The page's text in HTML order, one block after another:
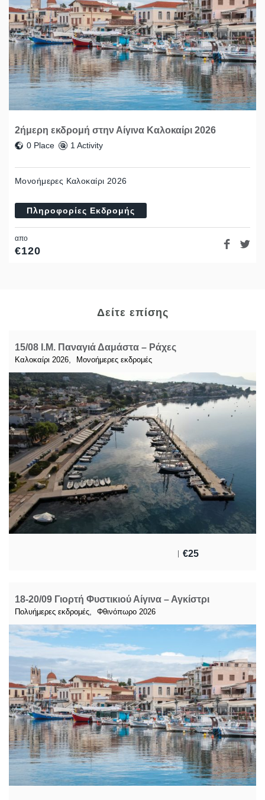
2ήμερη εκδρομή στην Αίγινα Καλοκαίρι 2026
0 Place 1 Activity
Μονοήμερες Καλοκαίρι 2026
Πληροφορίες Εκδρομής
απο
€120
Δείτε επίσης
15/08 Ι.Μ. Παναγιά Δαμάστα – Ράχες
Καλοκαίρι 2026, Μονοήμερες εκδρομές
€25
18-20/09 Γιορτή Φυστικιού Αίγινα – Αγκίστρι
Πολυήμερες εκδρομές, Φθινόπωρο 2026